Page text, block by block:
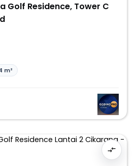
Golf Residence, Tower C
m²